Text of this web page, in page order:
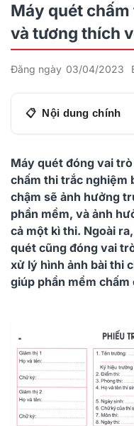
Máy quét
và tương thích
Đăng ngày 03/04/2023
Nội dung chính
Máy quét chấm
Máy quét chấm
Máy quét chấm
Để hiểu rõ hơn
lòng liên hệ
nhất. KHUÊ TÚ
phục vụ cho quý
Máy quét đóng vai
chấm thi trắc nghiệm
chậm sẽ ảnh hưởng
phần mềm, và ảnh
cả một kì thi. Ngoài
quét cũng đóng vai
xử lý hình ảnh bài thi
giúp phần mềm